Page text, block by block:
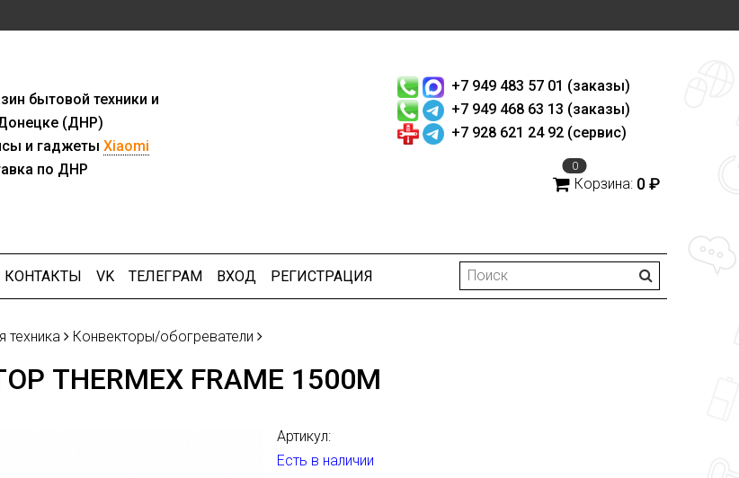
зин бытовой техники и
(ДНР)
и гаджеты Xiaomi
по ДНР
+7 949 483 57 01 (заказы)
+7 949 468 63 13 (заказы)
+7 928 621 24 92 (сервис)
0
Корзина: 0 ₽
КОНТАКТЫ VK ТЕЛЕГРАМ ВХОД РЕГИСТРАЦИЯ
техника Конвекторы/обогреватели
THERMEX FRAME 1500M
Артикул:
Есть в наличии